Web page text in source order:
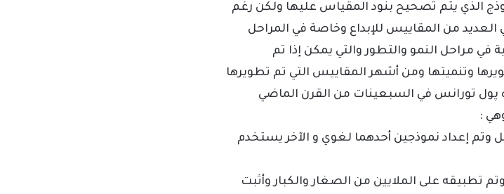
الذي يتم تصحيح بنود المقياس عليها ولكن رغم
من المقاييس للإبداع وخاصة في المراحل
في مراحل النمو والتطور والتي يمكن إذا تم
وتنميتها ومن أشهر المقاييس التي تم تطويرها
پول تورانس في السبعينات من القرن الماضي
:
وتم إعداد نموذجين أحدهما لغوي و الآخر يستخدم
تطبيقه على الملايين من الصغار والكبار وأثبت